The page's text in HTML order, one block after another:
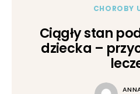
CHOROBY
Ciągły stan
dziecka –